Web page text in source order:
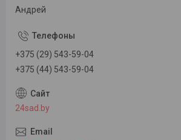
Андрей
+375 (29) 543-59-04
+375 (44) 543-59-04
24sad.by